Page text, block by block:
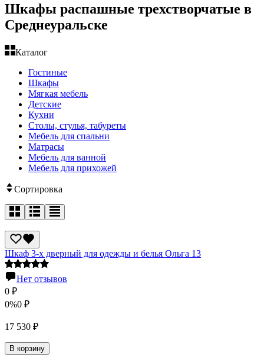
Шкафы распашные трехстворчатые в
Среднеуральске
Каталог
Гостиные
Шкафы
Мягкая мебель
Детские
Кухни
Столы, стулья, табуреты
Мебель для спальни
Матрасы
Мебель для ванной
Мебель для прихожей
Сортировка
Шкаф 3-х дверный для одежды и белья Ольга 13
Нет отзывов
0 ₽
0%0 ₽
17 530 ₽
В корзину